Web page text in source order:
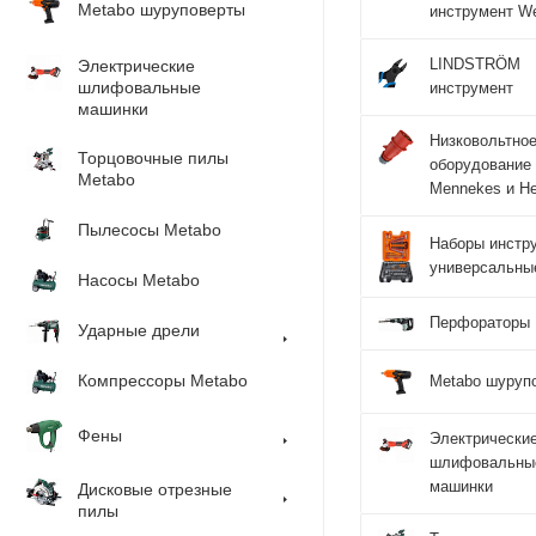
Metabo шуруповерты
Электрические
шлифовальные
машинки
Торцовочные пилы
Metabo
Пылесосы Metabo
Насосы Metabo
Ударные дрели
Компрессоры Metabo
Фены
Дисковые отрезные
пилы
инструмент
LINDSTRÖM
инструмент
Низковольтное
оборудование
Mennekes и
Наборы
Перфораторы
Metabo
машинки